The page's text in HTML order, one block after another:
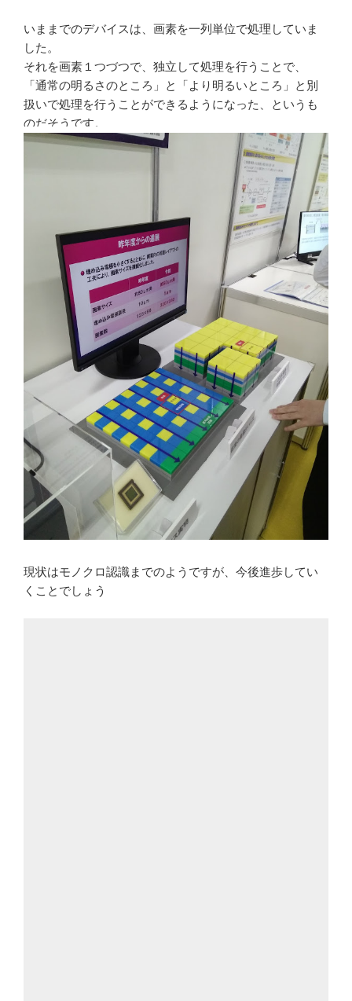
いままでのデバイスは、画素を一列単位で処理していま
した。
それを画素１つづつで、独立して処理を行うことで、
「通常の明るさのところ」と「より明るいところ」と別
扱いで処理を行うことができるようになった、というも
のだそうです。
現状はモノクロ認識までのようですが、今後進歩してい
くことでしょう